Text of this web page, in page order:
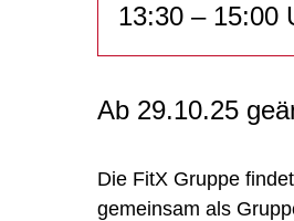
13:30 – 15:00
Ab 29.10.25
Die FitX Gruppe
gemeinsam als